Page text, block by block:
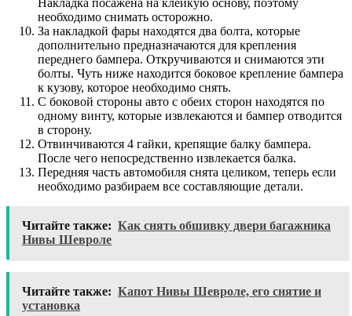
необходимо снимать осторожно.
За накладкой фары находятся два болта, которые
дополнительно предназначаются для крепления
переднего бампера. Откручиваются и снимаются эти
болты. Чуть ниже находится боковое крепление бампера
к кузову, которое необходимо снять.
С боковой стороны авто с обеих сторон находятся по
одному винту, которые извлекаются и бампер отводится
в сторону.
Отвинчиваются 4 гайки, крепящие балку бампера.
После чего непосредственно извлекается балка.
Передняя часть автомобиля снята целиком, теперь если
необходимо разбираем все составляющие детали.
Читайте также: Как снять обшивку двери багажника
Нивы Шевроле
Читайте также: Капот Нивы Шевроле, его снятие и
установка